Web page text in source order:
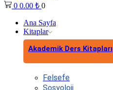
0 0.00 ₺ 0
Ana Sayfa
Kitaplar
Akademik Ders Kitapları
Felsefe
Sosyoloji